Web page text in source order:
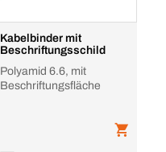
Kabelbinder mit
Beschriftungsschild
Polyamid 6.6, mit
Beschriftungsfläche